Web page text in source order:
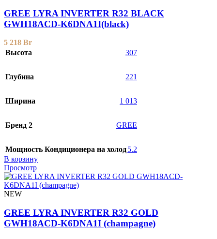
GREE LYRA INVERTER R32 BLACK
GWH18ACD-K6DNA1I(black)
5 218 Br
Высота
307
Глубина 221
Ширина 1 013
Бренд 2 GREE
Мощность Кондиционера на холод5.2
В корзину
Просмотр
NEW
GREE LYRA INVERTER R32 GOLD
GWH18ACD-K6DNA1I (champagne)